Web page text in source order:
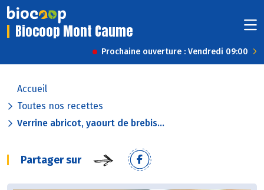
Biocoop Mont Caume
Prochaine ouverture : Vendredi 09:00
Accueil
Toutes nos recettes
Verrine abricot, yaourt de brebis...
Partager sur